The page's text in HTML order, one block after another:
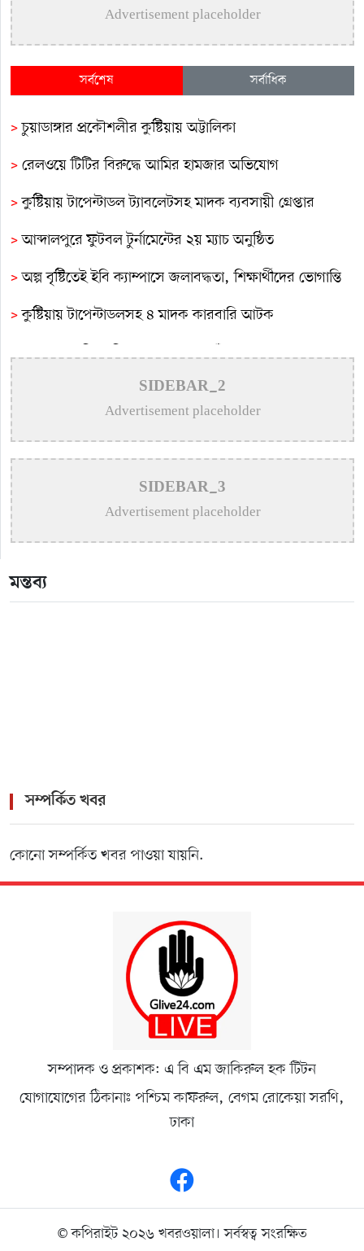
Advertisement placeholder
সর্বশেষ সর্বাধিক
>চুয়াডাঙ্গার প্রকৌশলীর কুষ্টিয়ায় অট্টালিকা
> রেলওয়ে টিটির বিরুদ্ধে আমির হামজার অভিযোগ
>কুষ্টিয়ায় টাপেন্টাডল ট্যাবলেটসহ মাদক ব্যবসায়ী গ্রেপ্তার
>আব্দালপুরে ফুটবল টুর্নামেন্টের ২য় ম্যাচ অনুষ্ঠিত
>অল্প বৃষ্টিতেই ইবি ক্যাম্পাসে জলাবদ্ধতা, শিক্ষার্থীদের ভোগান্তি
>কুষ্টিয়ায় টাপেন্টাডলসহ ৪ মাদক কারবারি আটক
>সমাজের সুবিধাবঞ্চিত মানুষের পাশে দাঁড়ানো আমাদের অন্যতম
দায়িত্ব: এমপি বাচ্চু মোল্লা
>
সাংবাদিক মোশারফের মা আর নেই
>
মিরপুরে ফ্যামিলি কার্ড প্রকল্পের তথ্য সংগ্রহকারী ও
সুপারভাইজারদের মৌখিক-ব্যবহারিক পরীক্ষা অনুষ্ঠিত
SIDEBAR_2
Advertisement placeholder
SIDEBAR_3
Advertisement placeholder
মন্তব্য
সম্পর্কিত খবর
কোনো সম্পর্কিত খবর পাওয়া যায়নি.
সম্পাদক ও প্রকাশক: এ বি এম জাকিরুল হক টিটন
যোগাযোগের ঠিকানাঃ পশ্চিম কাফরুল, বেগম রোকেয়া সরণি,
ঢাকা
© কপিরাইট ২০২৬ খবরওয়ালা। সর্বস্বত্ব সংরক্ষিত